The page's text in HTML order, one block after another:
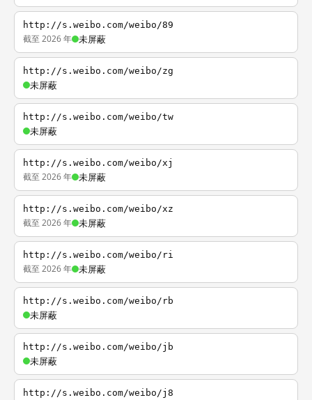
http://s.weibo.com/weibo/89
截至 2026 年 未屏蔽
http://s.weibo.com/weibo/zg
未屏蔽
http://s.weibo.com/weibo/tw
未屏蔽
http://s.weibo.com/weibo/xj
截至 2026 年 未屏蔽
http://s.weibo.com/weibo/xz
截至 2026 年 未屏蔽
http://s.weibo.com/weibo/ri
截至 2026 年 未屏蔽
http://s.weibo.com/weibo/rb
未屏蔽
http://s.weibo.com/weibo/jb
未屏蔽
http://s.weibo.com/weibo/j8